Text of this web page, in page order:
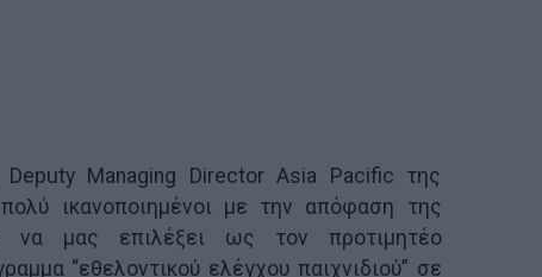
Managing Director Asia Pacific της
πολύ ικανοποιημένοι με την απόφαση της
να μας επιλέξει ως τον προτιμητέο
“εθελοντικού ελέγχου παιχνιδιού” σε